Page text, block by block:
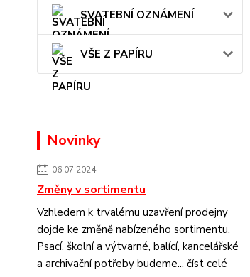
SVATEBNÍ OZNÁMENÍ
VŠE Z PAPÍRU
Novinky
06.07.2024
Změny v sortimentu
Vzhledem k trvalému uzavření prodejny
dojde ke změně nabízeného sortimentu.
Psací, školní a výtvarné, balící, kancelářské
a archivační potřeby budeme... číst celé